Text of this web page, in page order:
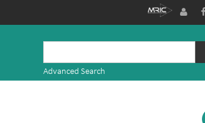
Advanced Search